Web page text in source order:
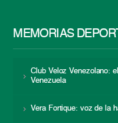
MEMORIAS
Club Veloz Venezolano:
Venezuela
Vera Fortique: voz de la